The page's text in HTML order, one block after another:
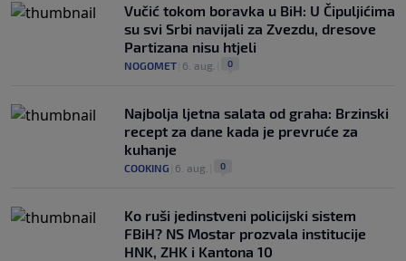
Vučić tokom boravka u BiH: U Čipuljićima
su svi Srbi navijali za Zvezdu, dresove
Partizana nisu htjeli
NOGOMET 6. aug. 0
Najbolja ljetna salata od graha: Brzinski
recept za dane kada je prevruće za
kuhanje
COOKING 6. aug. 0
Ko ruši jedinstveni policijski sistem
FBiH? NS Mostar prozvala institucije
HNK, ZHK i Kantona 10